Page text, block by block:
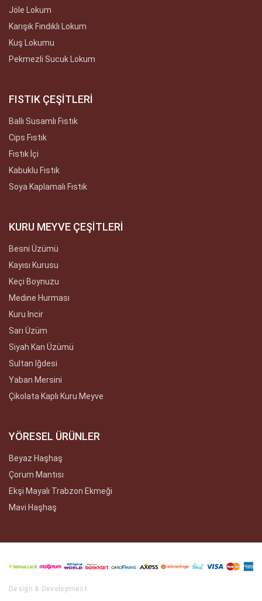
Jöle Lokum
Karışık Fındıklı Lokum
Kuş Lokumu
Pekmezli Sucuk Lokum
FISTIK ÇEŞİTLERİ
Ballı Susamlı Fıstık
Cips Fıstık
Fıstık İçi
Kabuklu Fıstık
Soya Kaplamalı Fıstık
KURU MEYVE ÇEŞİTLERİ
Besni Üzümü
Kayısı Kurusu
Keçi Boynuzu
Medine Hurması
Kuru Incir
Sarı Üzüm
Siyah Kan Üzümü
Sultan Iğdesi
Yaban Mersini
Çikolata Kaplı Kuru Meyve
YÖRESEL ÜRÜNLER
Beyaz Haşhaş
Çorum Mantısı
Ekşi Mayalı Trabzon Ekmeği
Mavi Haşhaş
Design & Development